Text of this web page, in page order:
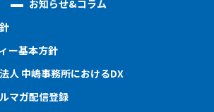
お知らせ&コラム
ー基本方針
人 中嶋事務所におけるDX
マガ配信登録